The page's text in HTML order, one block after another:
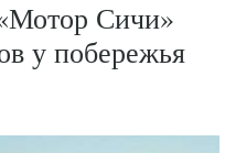
Сичи»
у побережья